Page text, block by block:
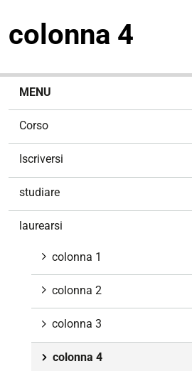
colonna 4
MENU
Corso
Iscriversi
studiare
laurearsi
colonna 1
colonna 2
colonna 3
colonna 4